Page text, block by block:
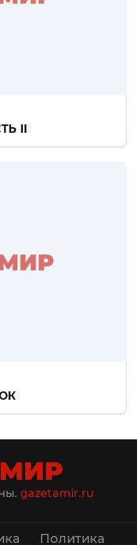
II
gazetamir.ru
Политика